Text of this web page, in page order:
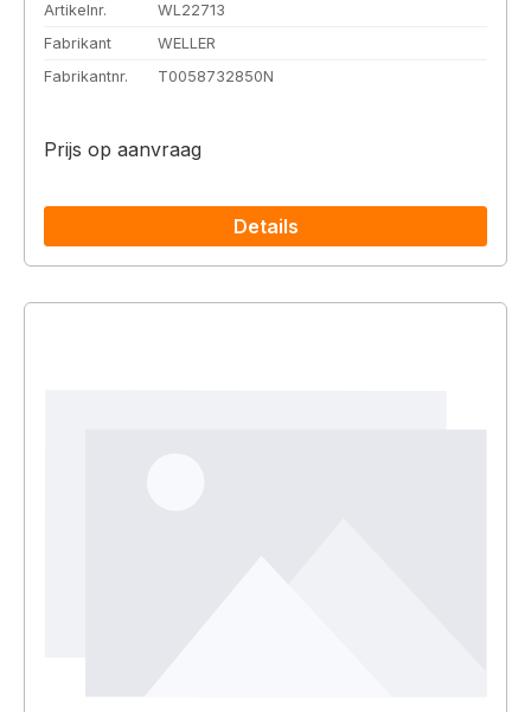
Artikelnr.
WL22713
Fabrikant
WELLER
Fabrikantnr.
T0058732850N
Prijs op aanvraag
Details